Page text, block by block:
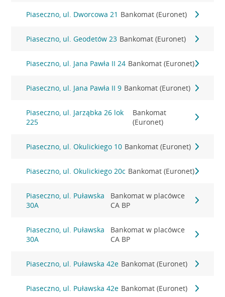
Piaseczno, ul. Dworcowa 21 Bankomat (Euronet)
Piaseczno, ul. Geodetów 23 Bankomat (Euronet)
Piaseczno, ul. Jana Pawła II 24 Bankomat (Euronet)
Piaseczno, ul. Jana Pawła II 9 Bankomat (Euronet)
Piaseczno, ul. Jarząbka 26 lok
225
Bankomat
(Euronet)
Piaseczno, ul. Okulickiego 10 Bankomat (Euronet)
Piaseczno, ul. Okulickiego 20c Bankomat (Euronet)
Piaseczno, ul. Puławska
30A
Bankomat w placówce
CA BP
Piaseczno, ul. Puławska
30A
Bankomat w placówce
CA BP
Piaseczno, ul. Puławska 42e Bankomat (Euronet)
Piaseczno, ul. Puławska 42e Bankomat (Euronet)